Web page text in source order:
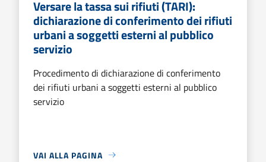
Versare la tassa sui rifiuti (TARI):
dichiarazione di conferimento dei rifiuti
urbani a soggetti esterni al pubblico
servizio
Procedimento di dichiarazione di conferimento
dei rifiuti urbani a soggetti esterni al pubblico
servizio
VAI ALLA PAGINA